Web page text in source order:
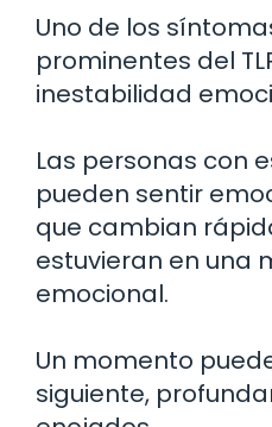
Uno de los
prominentes del
inestabilidad
Las personas con
pueden sentir
que cambian
estuvieran en una
emocional.
Un momento
siguiente,